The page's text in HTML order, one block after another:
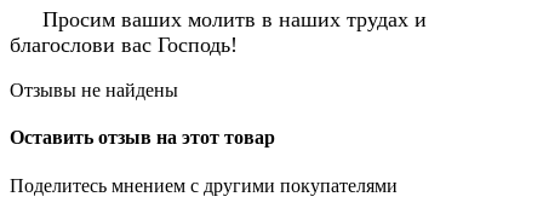
Просим ваших молитв в наших трудах и
благослови вас Господь!
Отзывы не найдены
Оставить отзыв на этот товар
Поделитесь мнением с другими покупателями